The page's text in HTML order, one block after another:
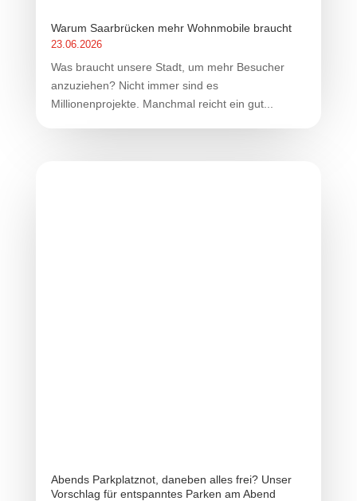
Warum Saarbrücken mehr Wohnmobile braucht
23.06.2026
Was braucht unsere Stadt, um mehr Besucher
anzuziehen? Nicht immer sind es
Millionenprojekte. Manchmal reicht ein gut...
Abends Parkplatznot, daneben alles frei? Unser
Vorschlag für entspanntes Parken am Abend